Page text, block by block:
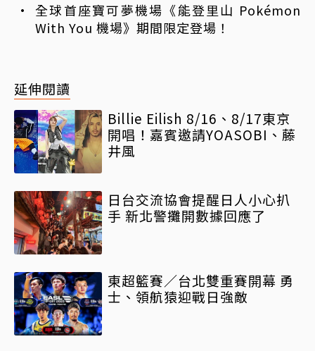
全球首座寶可夢機場《能登里山 Pokémon
With You 機場》期間限定登場！
延伸閱讀
Billie Eilish 8/16、8/17東京
開唱！嘉賓邀請YOASOBI、藤
井風
日台交流協會提醒日人小心扒
手 新北警攤開數據回應了
東超籃賽／台北雙重賽開幕 勇
士、領航猿迎戰日強敵